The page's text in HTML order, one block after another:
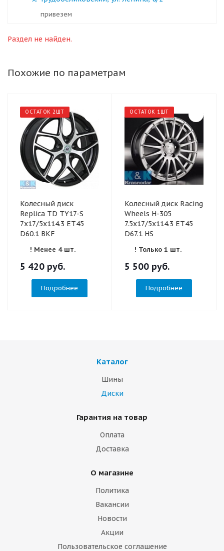
Привезем
Раздел не найден.
Похожие по параметрам
ОСТАТОК 2ШТ
Колесный диск
Replica TD TY17-S
7x17/5x114.3 ET45
D60.1 BKF
! Менее 4 шт.
5 420 руб.
Подробнее
ОСТАТОК 1ШТ
Колесный диск Racing
Wheels H-305
7.5x17/5x114.3 ET45
D67.1 HS
! Только 1 шт.
5 500 руб.
Подробнее
Каталог
Шины
Диски
Гарантия на товар
Оплата
Доставка
О магазине
Политика
Вакансии
Новости
Акции
Пользовательское соглашение